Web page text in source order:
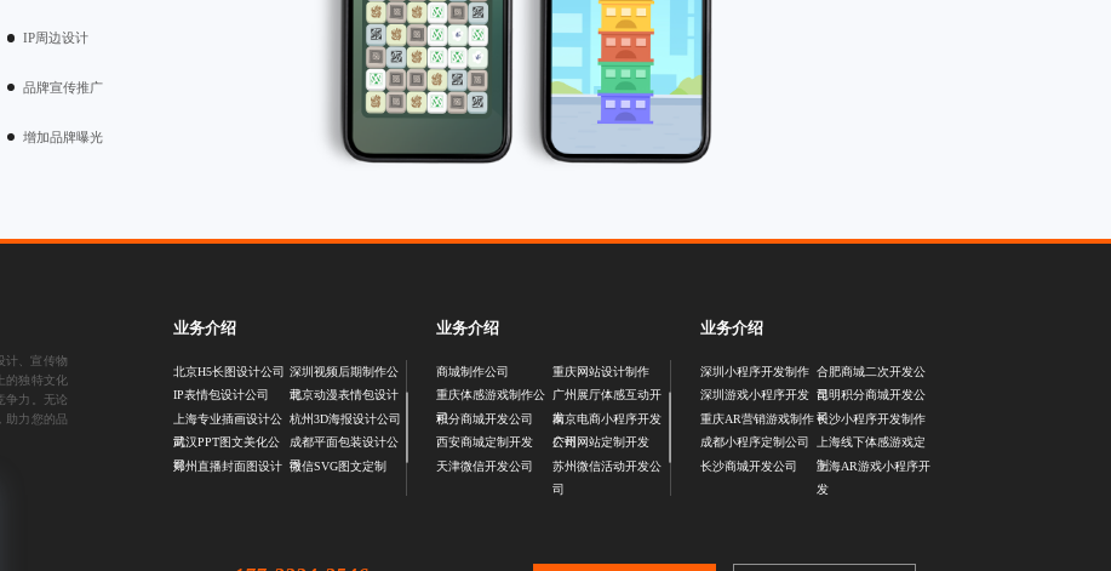
IP周边设计
品牌宣传推广
增加品牌曝光
计
宣传物
的独特文化
争力。无论
助力您的品
业务介绍
北京H5长图设计公司
IP表情包设计公司
上海专业插画设计公
司
武汉PPT图文美化公
司
郑州直播封面图设计
深圳视频后期制作公
司
北京动漫表情包设计
杭州3D海报设计公司
成都平面包装设计公
司
微信SVG图文定制
业务介绍
商城制作公司
重庆体感游戏制作公
司
积分商城开发公司
西安商城定制开发
天津微信开发公司
重庆网站设计制作
广州展厅体感互动开
发
南京电商小程序开发
公司
广州网站定制开发
苏州微信活动开发公
司
业务介绍
深圳小程序开发制作
深圳游戏小程序开发
重庆AR营销游戏制作
成都小程序定制公司
长沙商城开发公司
合肥商城二次开发公
司
昆明积分商城开发公
司
长沙小程序开发制作
上海线下体感游戏定
制
上海AR游戏小程序开
发